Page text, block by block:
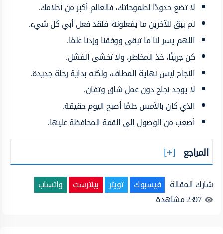
لا تضع حدودًا لطموحاتك، فالعالم أكبر من أحلامك.
لم يبق للآخرين ما يفعلونه، فلقد فعل أبي كل شيء.
اللهم يسر لنا ما تبقى ووفقنا وزدنا علمًا.
كن جريئًا، خذ المخاطر، ولا تخشى الفشل.
النجاح ليس نهاية المطاف، ولكنه بداية رحلة جديدة.
لا يوجد نجاح دون عمل شاق وتفان.
الذي كان بالأمس حلمًا أصبح اليوم حقيقة.
أصعب من الوصول إلى القمة المحافظة عليها.
المراجع
شارك المقالة فيسبوك تويتر بينترست
واتساب
2397مشاهدة